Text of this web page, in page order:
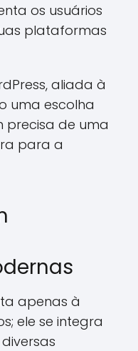
os usuários
plataformas
aliada à
uma escolha
precisa de uma
para a
apenas à
ele se integra